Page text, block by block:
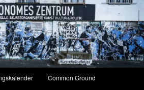
Common Ground